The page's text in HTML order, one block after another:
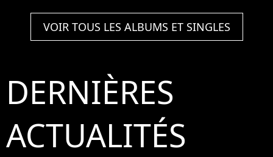
VOIR TOUS LES ALBUMS ET SINGLES
DERNIÈRES
ACTUALITÉS